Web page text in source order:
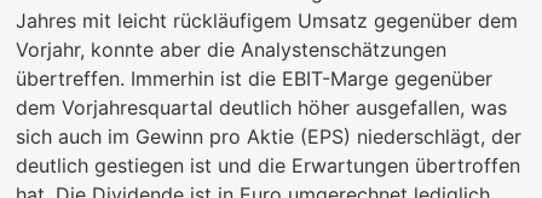
Jahres mit leicht rückläufigem Umsatz gegenüber dem
Vorjahr, konnte aber die Analystenschätzungen
übertreffen. Immerhin ist die EBIT-Marge gegenüber
dem Vorjahresquartal deutlich höher ausgefallen, was
sich auch im Gewinn pro Aktie (EPS) niederschlägt, der
deutlich gestiegen ist und die Erwartungen übertroffen